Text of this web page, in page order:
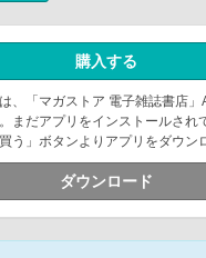
購入する
、「マガストア 電子雑誌書店
まだアプリをインストールされ
う」ボタンよりアプリをダウン
ダウンロード